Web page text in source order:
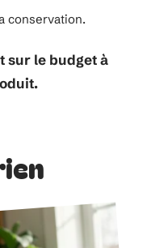
conservation.
sur le budget à